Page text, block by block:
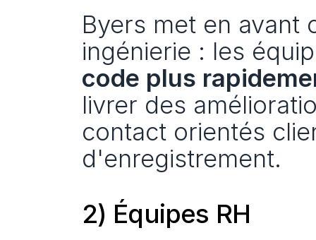
Byers met en avant
ingénierie : les
code plus
livrer des
contact orientés
d'enregistrement.
2) Équipes RH